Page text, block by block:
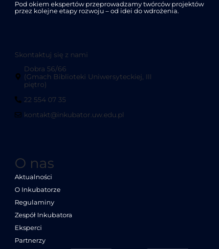
Pod okiem ekspertów przeprowadzamy twórców projektów
przez kolejne etapy rozwoju – od idei do wdrożenia.
Skontaktuj się z nami
Dobra 56/66
(Gmach Biblioteki Uniwersyteckiej, III
piętro)
22 554 07 35
kontakt@inkubator.uw.edu.pl
O nas
Aktualności
O Inkubatorze
Regulaminy
Zespół Inkubatora
Eksperci
Partnerzy